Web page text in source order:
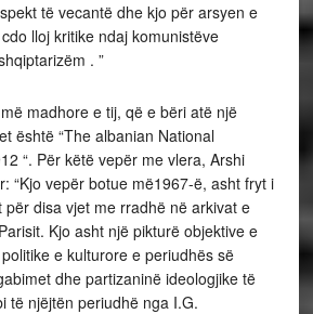
të vecantë dhe kjo për arsyen e
lloj kritike ndaj komunistëve
. ”
madhore e tij, që e bëri atë një
është “The albanian National
“. Për këtë vepër me vlera, Arshi
“Kjo vepër botue më1967-ë, asht fryt i
disa vjet me rradhë në arkivat e
Kjo asht një pikturë objektive e
e kulturore e periudhës së
dhe partizaninë ideologjike të
të njëjtën periudhë nga I.G.